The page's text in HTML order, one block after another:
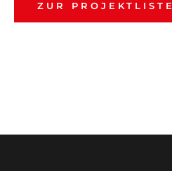
ZUR PROJEKTLISTE